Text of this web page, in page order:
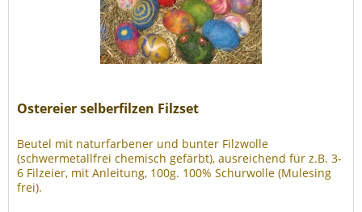
Ostereier selberfilzen Filzset
Beutel mit naturfarbener und bunter Filzwolle
(schwermetallfrei chemisch gefärbt), ausreichend für z.B. 3-
6 Filzeier, mit Anleitung, 100g. 100% Schurwolle (Mulesing
frei).